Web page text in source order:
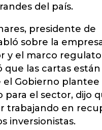
del país.
presidente de
sobre la
y el marco
que las cartas están
el Gobierno plantee
para el sector, dijo
trabajando en
inversionistas.